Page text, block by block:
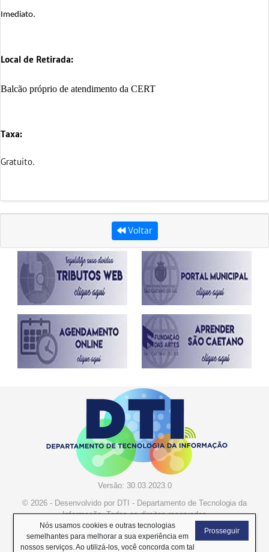
Imediato.
Local de Retirada:
Balcão próprio de atendimento da CERT
Taxa:
Gratuito.
Voltar
Versão: 30.03.2023.0
© 2026 - Desenvolvido por DTI - Departamento de Tecnologia da
Informação. Todos os direitos reservados
Nós usamos cookies e outras tecnologias
semelhantes para melhorar a sua experiência em
nossos serviços. Ao utilizá-los, você concorda com tal
Prosseguir